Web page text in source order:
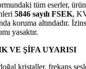
tüm eserler, ürün
5846 sayılı FSEK,
koruma altındadır.
yasaktır.
VE ŞİFA UYARISI
kristaller, frekans